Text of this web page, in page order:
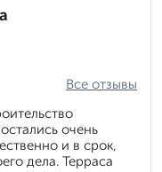
Все отзывы
очень
и в срок,
дела. Терраса